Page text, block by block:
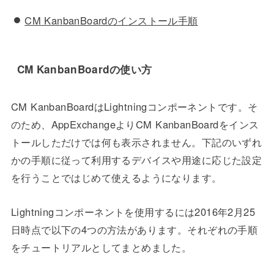
CM KanbanBoardのインストール手順
CM KanbanBoardの使い方
CM KanbanBoardはLightningコンポーネントです。そ
のため、AppExchangeよりCM KanbanBoardをインス
トールしただけでは何も表示されません。下記のいずれ
かの手順に従って利用するデバイスや用途に応じた設定
を行うことではじめて使えるようになります。
Lightningコンポーネントを使用するには2016年2月25
日時点で以下の4つの方法があります。それぞれの手順
をチュートリアルとしてまとめました。